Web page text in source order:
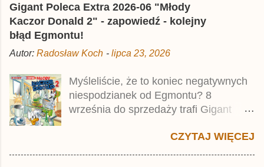
wynosi 49,99 zł i zamówicie go także z
rabatem na Egmont.pl . Za przekład
odpowiadał Jacek Drewnowski.
Publikacja jest przedrukiem drugiego
Taschenbuch Phantomias Collection ,
który trafił do sprzedaży pod koniec
2025 roku.
Gigant Poleca Extra 2026-06 "Młody
Kaczor Donald 2" - zapowiedź - kolejny
błąd Egmontu!
Autor: Radosław Koch - lipca 23, 2026
Myśleliście, że to koniec negatywnych
niespodzianek od Egmontu? 8
września do sprzedaży trafi Gigant
Jednak wbrew temu, na co wskazuje
CZYTAJ WIĘCEJ